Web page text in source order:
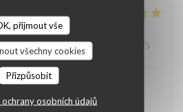
přijmout vše
všechny cookies
Přizpůsobit
ochrany osobních údajů
4
/5 Kuchyně:5/5 Kvalita / Cena /5